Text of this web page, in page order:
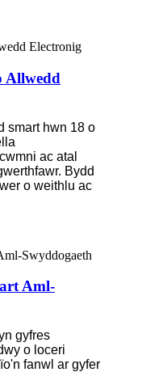
Allwedd
smart hwn 18 o
ac atal
Bydd
o weithlu ac
Aml-
gyfres
o loceri
fanwl ar gyfer